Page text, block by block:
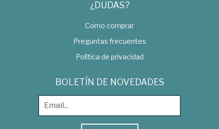
¿DUDAS?
Como comprar
Preguntas frecuentes
Política de privacidad
BOLETÍN DE NOVEDADES